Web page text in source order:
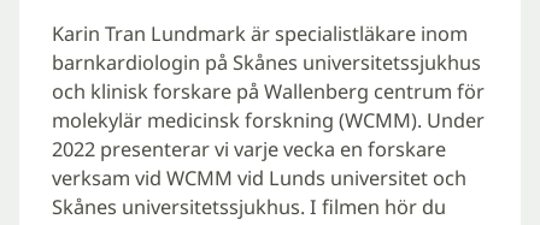
Karin Tran Lundmark är specialistläkare inom
barnkardiologin på Skånes universitetssjukhus
och klinisk forskare på Wallenberg centrum för
molekylär medicinsk forskning (WCMM). Under
2022 presenterar vi varje vecka en forskare
verksam vid WCMM vid Lunds universitet och
Skånes universitetssjukhus. I filmen hör du